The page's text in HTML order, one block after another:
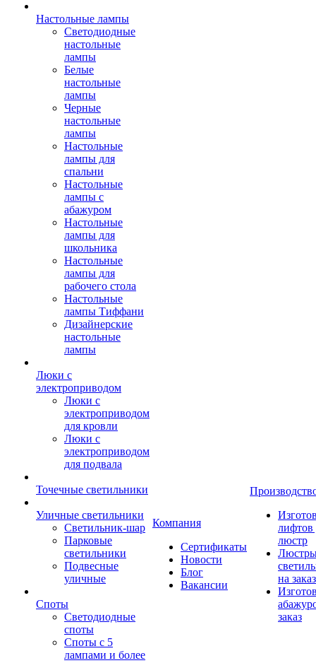
Настольные лампы
Светодиодные
настольные
лампы
Белые
настольные
лампы
Черные
настольные
лампы
Настольные
лампы для
спальни
Настольные
лампы с
абажуром
Настольные
лампы для
школьника
Настольные
лампы для
рабочего стола
Настольные
лампы Тиффани
Дизайнерские
настольные
лампы
Люки с
электроприводом
Люки с
электроприводом
для кровли
Люки с
электроприводом
для подвала
Точечные светильники
Уличные светильники
Светильник-шар
Парковые
светильники
Подвесные
уличные
Споты
Светодиодные
споты
Споты с 5
лампами и более
Компания
Сертификаты
Новости
Блог
Вакансии
лифтов
люстр
на заказ
заказ